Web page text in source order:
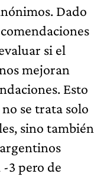
Dado
si el
mejoran
Esto
se trata solo
sino también
3 pero de